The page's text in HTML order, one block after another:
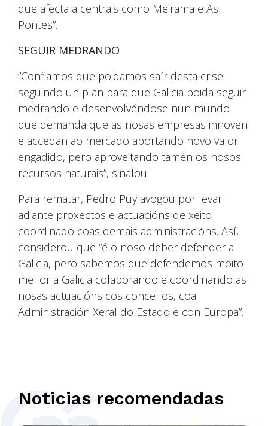
que afecta a centrais como Meirama e As
Pontes”.
SEGUIR MEDRANDO
“Confiamos que poidamos saír desta crise
seguindo un plan para que Galicia poida seguir
medrando e desenvolvéndose nun mundo
que demanda que as nosas empresas innoven
e accedan ao mercado aportando novo valor
engadido, pero aproveitando tamén os nosos
recursos naturais”, sinalou.
Para rematar, Pedro Puy avogou por levar
adiante proxectos e actuacións de xeito
coordinado coas demais administracións. Así,
considerou que “é o noso deber defender a
Galicia, pero sabemos que defendemos moito
mellor a Galicia colaborando e coordinando as
nosas actuacións cos concellos, coa
Administración Xeral do Estado e con Europa”.
Noticias recomendadas